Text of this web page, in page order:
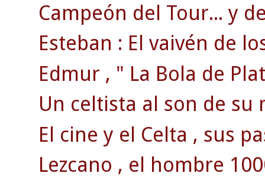
Campeón del Tour... y
Esteban : El vaivén de
Edmur , " La Bola de
Un celtista al son de su
El cine y el Celta , sus
Lezcano , el hombre